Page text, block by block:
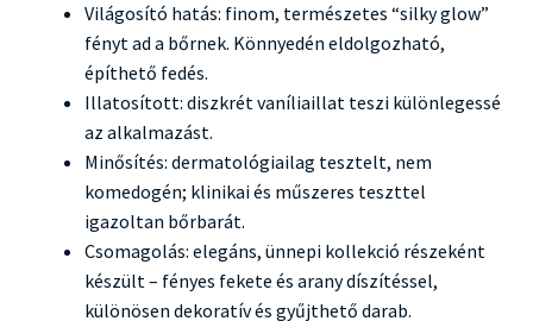
Világosító hatás: finom, természetes “silky glow”
fényt ad a bőrnek. Könnyedén eldolgozható,
építhető fedés.
Illatosított: diszkrét vaníliaillat teszi különlegessé
az alkalmazást.
Minősítés: dermatológiailag tesztelt, nem
komedogén; klinikai és műszeres teszttel
igazoltan bőrbarát.
Csomagolás: elegáns, ünnepi kollekció részeként
készült – fényes fekete és arany díszítéssel,
különösen dekoratív és gyűjthető darab.